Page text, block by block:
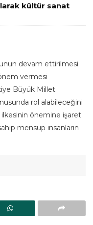
kültür sanat
devam ettirilmesi
vermesi
Büyük Millet
rol alabileceğini
önemine işaret
mensup insanların